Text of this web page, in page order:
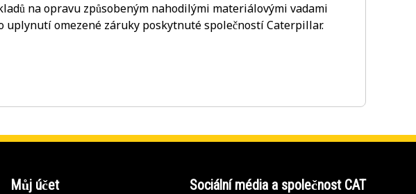
na opravu způsobeným nahodilými materiálovými vadami
uplynutí omezené záruky poskytnuté společností Caterpillar.
Můj účet Sociální média a společnost CAT